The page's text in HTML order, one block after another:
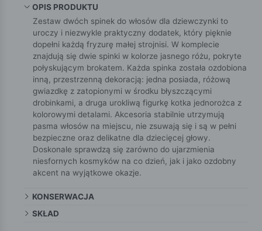
OPIS PRODUKTU
Zestaw dwóch spinek do włosów dla dziewczynki to
uroczy i niezwykle praktyczny dodatek, który pięknie
dopełni każdą fryzurę małej strojnisi. W komplecie
znajdują się dwie spinki w kolorze jasnego różu, pokryte
połyskującym brokatem. Każda spinka została ozdobiona
inną, przestrzenną dekoracją: jedna posiada, różową
gwiazdkę z zatopionymi w środku błyszczącymi
drobinkami, a druga urokliwą figurkę kotka jednorożca z
kolorowymi detalami. Akcesoria stabilnie utrzymują
pasma włosów na miejscu, nie zsuwają się i są w pełni
bezpieczne oraz delikatne dla dziecięcej głowy.
Doskonale sprawdzą się zarówno do ujarzmienia
niesfornych kosmyków na co dzień, jak i jako ozdobny
akcent na wyjątkowe okazje.
KONSERWACJA
SKŁAD